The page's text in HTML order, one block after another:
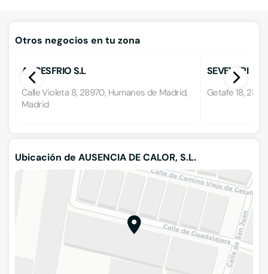
Otros negocios en tu zona
ACCESFRIO S.L
Calle Violeta 8, 28970, Humanes de Madrid,
Madrid
SEVENFRI
Getafe 18,
Ubicación de AUSENCIA DE CALOR, S.L.